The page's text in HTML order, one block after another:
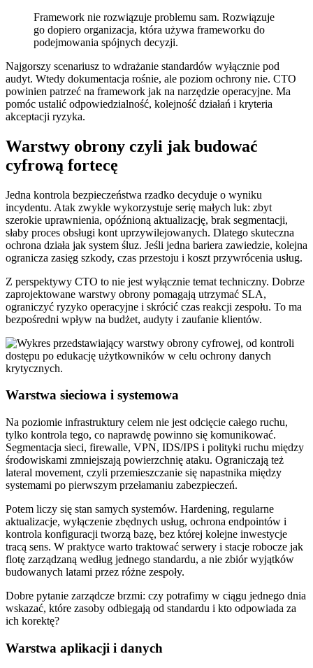
Framework nie rozwiązuje problemu sam. Rozwiązuje
go dopiero organizacja, która używa frameworku do
podejmowania spójnych decyzji.
Najgorszy scenariusz to wdrażanie standardów wyłącznie pod
audyt. Wtedy dokumentacja rośnie, ale poziom ochrony nie. CTO
powinien patrzeć na framework jak na narzędzie operacyjne. Ma
pomóc ustalić odpowiedzialność, kolejność działań i kryteria
akceptacji ryzyka.
Warstwy obrony czyli jak budować
cyfrową fortecę
Jedna kontrola bezpieczeństwa rzadko decyduje o wyniku
incydentu. Atak zwykle wykorzystuje serię małych luk: zbyt
szerokie uprawnienia, opóźnioną aktualizację, brak segmentacji,
słaby proces obsługi kont uprzywilejowanych. Dlatego skuteczna
ochrona działa jak system śluz. Jeśli jedna bariera zawiedzie, kolejna
ogranicza zasięg szkody, czas przestoju i koszt przywrócenia usług.
Z perspektywy CTO to nie jest wyłącznie temat techniczny. Dobrze
zaprojektowane warstwy obrony pomagają utrzymać SLA,
ograniczyć ryzyko operacyjne i skrócić czas reakcji zespołu. To ma
bezpośredni wpływ na budżet, audyty i zaufanie klientów.
Warstwa sieciowa i systemowa
Na poziomie infrastruktury celem nie jest odcięcie całego ruchu,
tylko kontrola tego, co naprawdę powinno się komunikować.
Segmentacja sieci, firewalle, VPN, IDS/IPS i polityki ruchu między
środowiskami zmniejszają powierzchnię ataku. Ograniczają też
lateral movement, czyli przemieszczanie się napastnika między
systemami po pierwszym przełamaniu zabezpieczeń.
Potem liczy się stan samych systemów. Hardening, regularne
aktualizacje, wyłączenie zbędnych usług, ochrona endpointów i
kontrola konfiguracji tworzą bazę, bez której kolejne inwestycje
tracą sens. W praktyce warto traktować serwery i stacje robocze jak
flotę zarządzaną według jednego standardu, a nie zbiór wyjątków
budowanych latami przez różne zespoły.
Dobre pytanie zarządcze brzmi: czy potrafimy w ciągu jednego dnia
wskazać, które zasoby odbiegają od standardu i kto odpowiada za
ich korektę?
Warstwa aplikacji i danych